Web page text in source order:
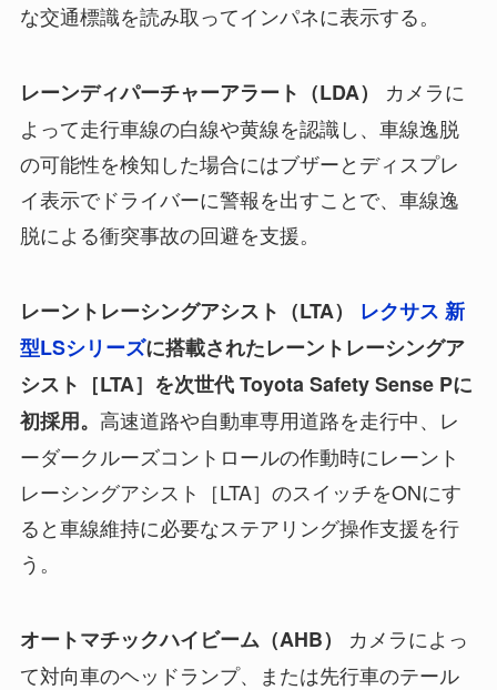
な交通標識を読み取ってインパネに表示する。
レーンディパーチャーアラート（LDA） カメラに
よって走行車線の白線や黄線を認識し、車線逸脱
の可能性を検知した場合にはブザーとディスプレ
イ表示でドライバーに警報を出すことで、車線逸
脱による衝突事故の回避を支援。
レーントレーシングアシスト（LTA） レクサス 新
型LSシリーズに搭載されたレーントレーシングア
シスト［LTA］を次世代 Toyota Safety Sense Pに
初採用。 高速道路や自動車専用道路を走行中、レ
ーダークルーズコントロールの作動時にレーント
レーシングアシスト［LTA］のスイッチをONにす
ると車線維持に必要なステアリング操作支援を行
う。
オートマチックハイビーム（AHB） カメラによっ
て対向車のヘッドランプ、または先行車のテール